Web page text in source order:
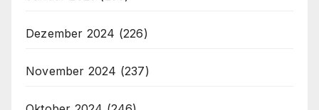
Dezember 2024 (226)
November 2024 (237)